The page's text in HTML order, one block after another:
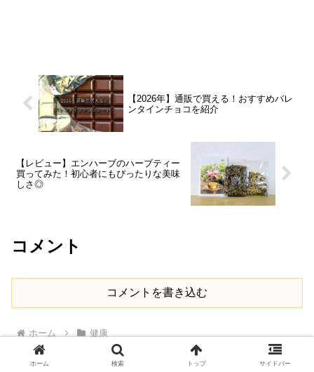
【2026年】通販で買える！おすすめバレ
ンタインチョコを紹介
【レビュー】エンハーブのハーブティー
買ってみた！初心者にもぴったりな美味
しさ◎
コメント
コメントを書き込む
ホーム 健康
ホーム 検索 トップ サイドバー